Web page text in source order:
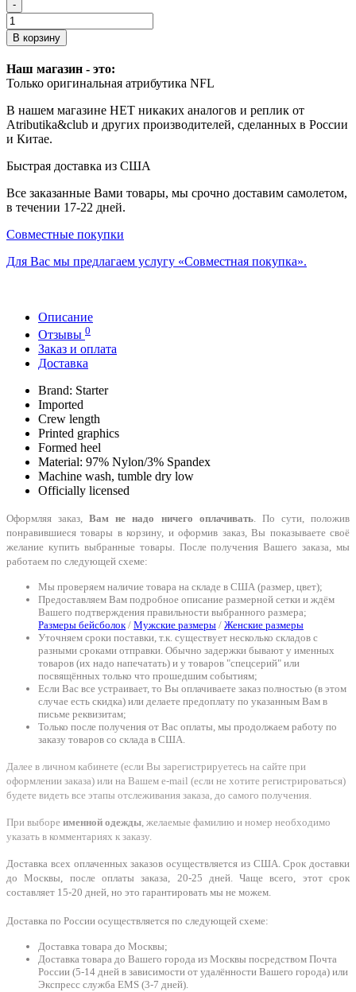
-
В корзину
Наш магазин - это:
Только оригинальная атрибутика NFL
В нашем магазине НЕТ никаких аналогов и реплик от
Atributika&club и других производителей, сделанных в России
и Китае.
Быстрая доставка из США
Все заказанные Вами товары, мы срочно доставим самолетом,
в течении 17-22 дней.
Совместные покупки
Для Вас мы предлагаем услугу «Совместная покупка».
Описание
Отзывы 0
Заказ и оплата
Доставка
Brand: Starter
Imported
Crew length
Printed graphics
Formed heel
Material: 97% Nylon/3% Spandex
Machine wash, tumble dry low
Officially licensed
Оформляя заказ,Вам не надо ничего оплачивать. По сути, положив
понравившиеся товары в корзину, и оформив заказ, Вы показываете своё
желание купить выбранные товары. После получения Вашего заказа, мы
работаем по следующей схеме:
Мы проверяем наличие товара на складе в США (размер, цвет);
Предоставляем Вам подробное описание размерной сетки и ждём
Вашего подтверждения правильности выбранного размера;
Размеры бейсболок/ Мужские размеры / Женские размеры
Уточняем сроки поставки, т.к. существует несколько складов с
разными сроками отправки. Обычно задержки бывают у именных
товаров (их надо напечатать) и у товаров "спецсерий" или
посвящённых только что прошедшим событиям;
Если Вас все устраивает, то Вы оплачиваете заказ полностью (в этом
случае есть скидка) или делаете предоплату по указанным Вам в
письме реквизитам;
Только после получения от Вас оплаты, мы продолжаем работу по
заказу товаров со склада в США.
Далее в личном кабинете (если Вы зарегистрируетесь на сайте при
оформлении заказа) или на Вашем e-mail (если не хотите регистрироваться)
будете видеть все этапы отслеживания заказа, до самого получения.
При выборе именной одежды, желаемые фамилию и номер необходимо
указать в комментариях к заказу.
Доставка всех оплаченных заказов осуществляется из США. Срок доставки
до Москвы, после оплаты заказа, 20-25 дней. Чаще всего, этот срок
составляет 15-20 дней, но это гарантировать мы не можем.
Доставка по России осуществляется по следующей схеме:
Доставка товара до Москвы;
Доставка товара до Вашего города из Москвы посредством Почта
России (5-14 дней в зависимости от удалённости Вашего города) или
Экспресс служба EMS (3-7 дней).